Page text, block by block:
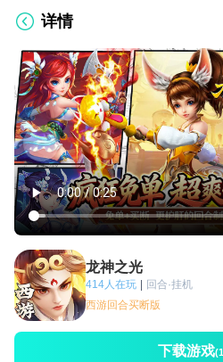
详情
龙神之光
414人在玩 | 回合·挂机
西游回合买断版
下载游戏